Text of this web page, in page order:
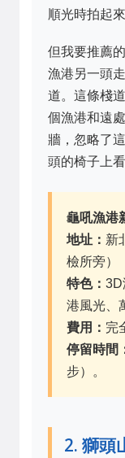
順光時拍起
但我要推薦
漁港另一頭
道。這條棧
個漁港和遠
牆，忽略了
頭的椅子上
龜吼漁港
地址： 新
檢所旁）
特色： 3D
港風光、
費用： 完
停留時間
步）。
2. 獅頭